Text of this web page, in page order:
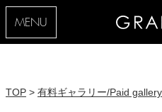
MENU
TOP > 有料ギャラリー/Paid gallery